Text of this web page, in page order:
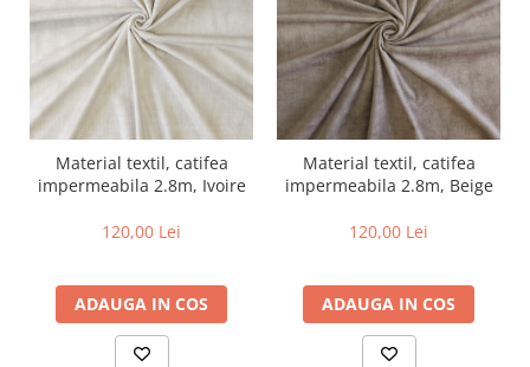
Material textil, catifea
impermeabila 2.8m, Ivoire
120,00 Lei
ADAUGA IN COS
Material textil, catifea
impermeabila 2.8m, Beige
120,00 Lei
ADAUGA IN COS